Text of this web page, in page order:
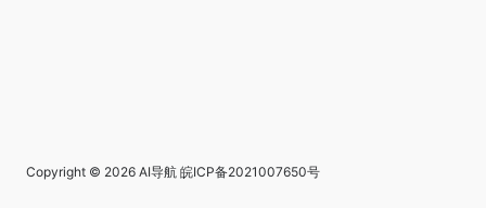
Copyright © 2026 AI导航 皖ICP备2021007650号